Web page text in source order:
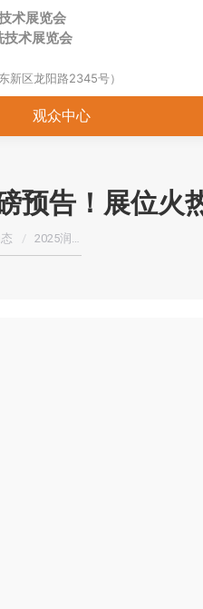
术展览会
技术展览会
新区龙阳路2345号）
观众中心
告！展位火
2025润…
展商中心